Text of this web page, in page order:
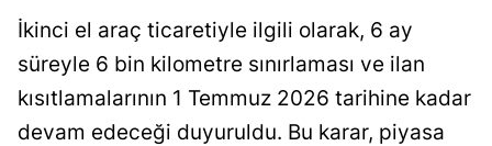
Antalya
Artvin
Aydın
İkinci el araç ticaretiyle ilgili olarak, 6 ay
süreyle 6 bin kilometre sınırlaması ve ilan
kısıtlamalarının 1 Temmuz 2026 tarihine kadar
devam edeceği duyuruldu. Bu karar, piyasa